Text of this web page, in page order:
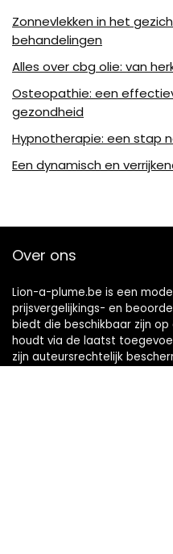
Zonnevlekken in het
behandelingen
Alles over cbg olie: van
Osteopathie: een
gezondheid
Hypnotherapie: een stap
Een dynamisch en
Over ons
Lion-a-plume.be is een
prijsvergelijkings- en
biedt die beschikbaar zijn
houdt via de laatst
zijn auteursrechtelijk